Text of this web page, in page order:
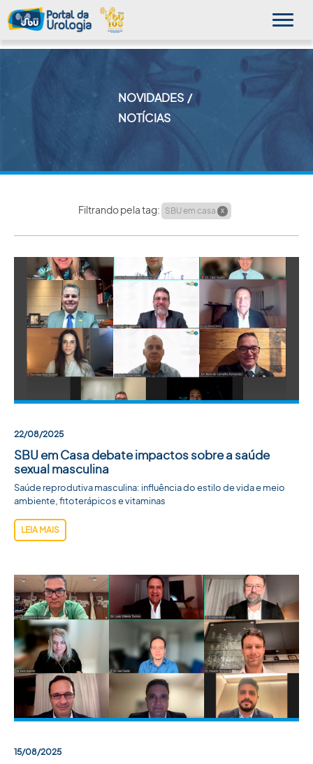
SBU NO CONSULTÓRIO
EDUCAÇÃO CONTINUADA
ACADEMIA SBU
CONTATO
NOVIDADES
NOTÍCIAS
Filtrando pela tag: SBU em casa X
22/08/2025
SBU em Casa debate impactos sobre a saúde
sexual masculina
Saúde reprodutiva masculina: influência do estilo de vida e meio
ambiente, fitoterápicos e vitaminas
LEIA MAIS
15/08/2025